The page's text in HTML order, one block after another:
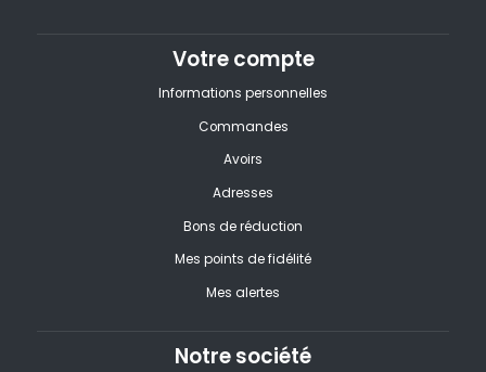
Votre compte
Informations personnelles
Commandes
Avoirs
Adresses
Bons de réduction
Mes points de fidélité
Mes alertes
Notre société